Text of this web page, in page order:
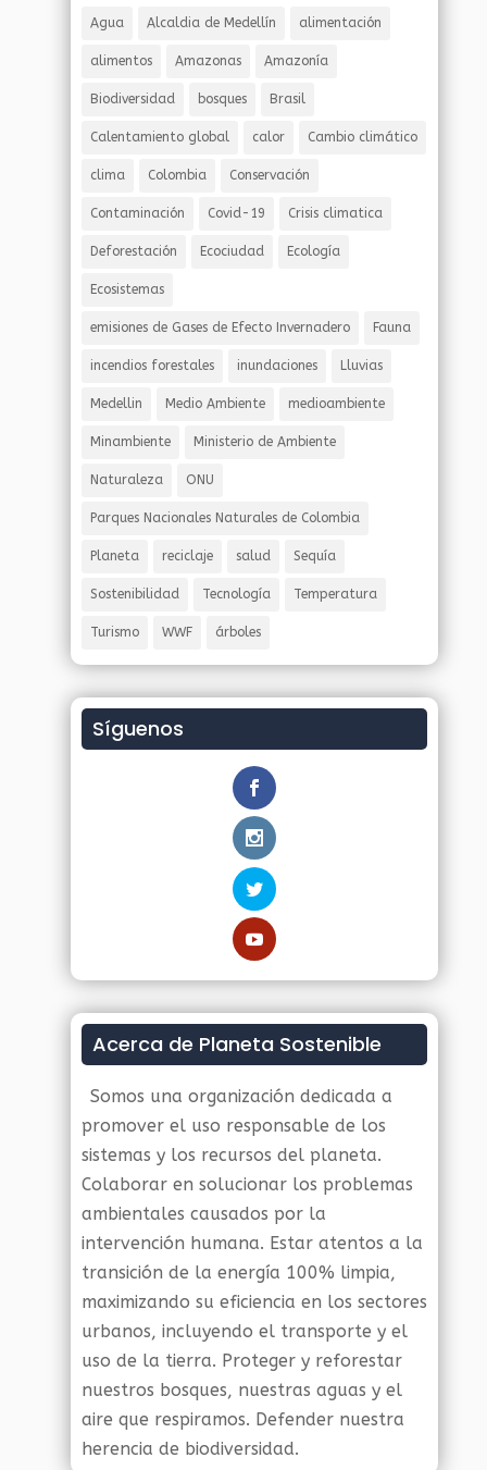
Agua Alcaldia de Medellín alimentación
alimentos Amazonas Amazonía
Biodiversidad bosques Brasil
Calentamiento global calor Cambio climático
clima Colombia Conservación
Contaminación Covid-19 Crisis climatica
Deforestación Ecociudad Ecología
Ecosistemas
emisiones de Gases de Efecto Invernadero Fauna
incendios forestales inundaciones Lluvias
Medellin Medio Ambiente medioambiente
Minambiente Ministerio de Ambiente
Naturaleza ONU
Parques Nacionales Naturales de Colombia
Planeta reciclaje salud Sequía
Sostenibilidad Tecnología Temperatura
Turismo WWF árboles
Síguenos
Acerca de Planeta Sostenible
Somos una organización dedicada a
promover el uso responsable de los
sistemas y los recursos del planeta.
Colaborar en solucionar los problemas
ambientales causados por la
intervención humana. Estar atentos a la
transición de la energía 100% limpia,
maximizando su eficiencia en los sectores
urbanos, incluyendo el transporte y el
uso de la tierra. Proteger y reforestar
nuestros bosques, nuestras aguas y el
aire que respiramos. Defender nuestra
herencia de biodiversidad.